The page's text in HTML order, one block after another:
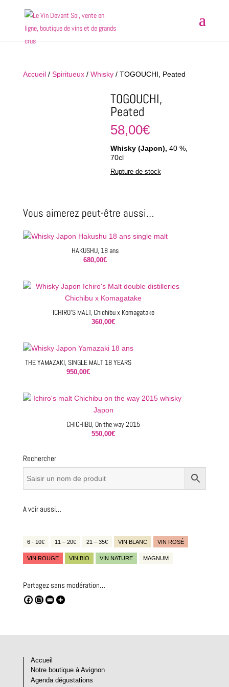
Accueil/ Spiritueux/ Whisky/ TOGOUCHI, Peated
TOGOUCHI,
Peated
58,00€
Whisky (Japon), 40 %,
70cl
Rupture de stock
Vous aimerez peut-être aussi…
HAKUSHU, 18 ans
680,00€
ICHIRO’S MALT, Chichibu x Komagatake
360,00€
THE YAMAZAKI, SINGLE MALT 18 YEARS
950,00€
CHICHIBU, On the way 2015
550,00€
Rechercher
A voir aussi…
6 - 10€ 11 – 20€ 21 – 35€ VIN BLANC VIN ROSÉ
VIN ROUGE VIN BIO VIN NATURE MAGNUM
Partagez sans modération…
Accueil
Notre boutique à Avignon
Agenda dégustations